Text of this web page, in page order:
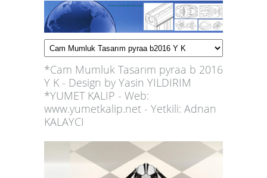
*Cam Mumluk Tasarım pyraa b 2016
Y K - Design by Yasin YILDIRIM
*YUMET KALIP - Web:
www.yumetkalip.net - Yetkili: Adnan
KALAYCI